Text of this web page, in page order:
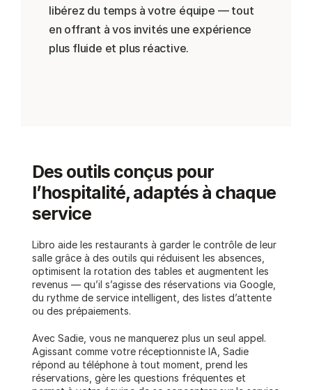
libérez du temps à votre équipe — tout
en offrant à vos invités une expérience
plus fluide et plus réactive.
Des outils conçus pour
l’hospitalité, adaptés à chaque
service
Libro aide les restaurants à garder le contrôle de leur
salle grâce à des outils qui réduisent les absences,
optimisent la rotation des tables et augmentent les
revenus — qu’il s’agisse des réservations via Google,
du rythme de service intelligent, des listes d’attente
ou des prépaiements.
Avec Sadie, vous ne manquerez plus un seul appel.
Agissant comme votre réceptionniste IA, Sadie
répond au téléphone à tout moment, prend les
réservations, gère les questions fréquentes et